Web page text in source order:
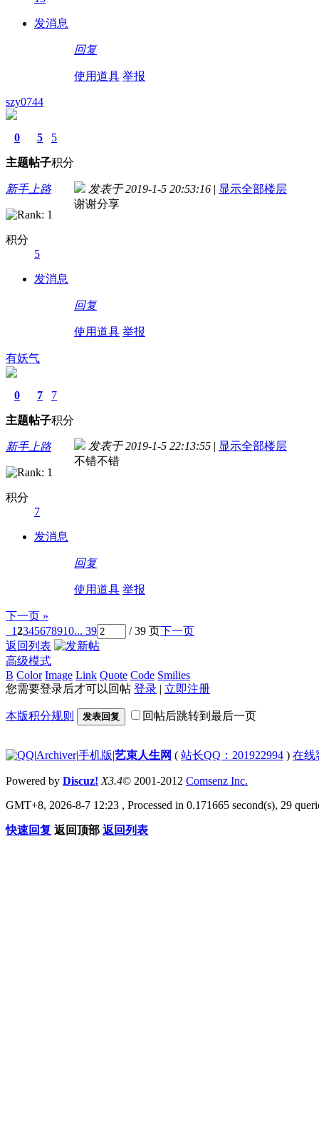
发消息
回复
使用道具 举报
szy0744
0
主题
5
帖子
5
积分
新手上路
积分
5
发消息
发表于 2019-1-5 20:53:16 | 显示全部楼层
谢谢分享
回复
使用道具 举报
有妖气
0
主题
7
帖子
7
积分
新手上路
积分
7
发消息
发表于 2019-1-5 22:13:55 | 显示全部楼层
不错不错
回复
使用道具 举报
下一页 »
12345678910... 39 / 39 页下一页
返回列表
高级模式
B Color Image Link Quote Code Smilies
您需要登录后才可以回帖 登录 | 立即注册
本版积分规则 发表回复 回帖后跳转到最后一页
|Archiver|手机版|艺束人生网 ( 站长QQ：201922994 ) 在线
Powered by Discuz! X3.4© 2001-2012 Comsenz Inc.
GMT+8, 2026-8-7 12:23 , Processed in 0.171665 second(s), 29
快速回复 返回顶部 返回列表